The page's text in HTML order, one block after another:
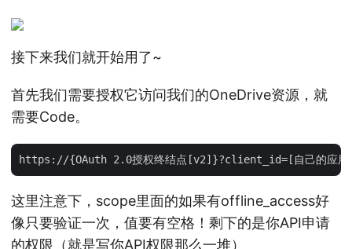
接下来我们就开始用了~
首先我们需要授权它访问我们的OneDrive资源，就
需要Code。
这里注意下，scope里面的如果有offline_access好
像只要验证一次，值要有空格！剩下的是你API申请
的权限（就是写你API权限那么一堆）